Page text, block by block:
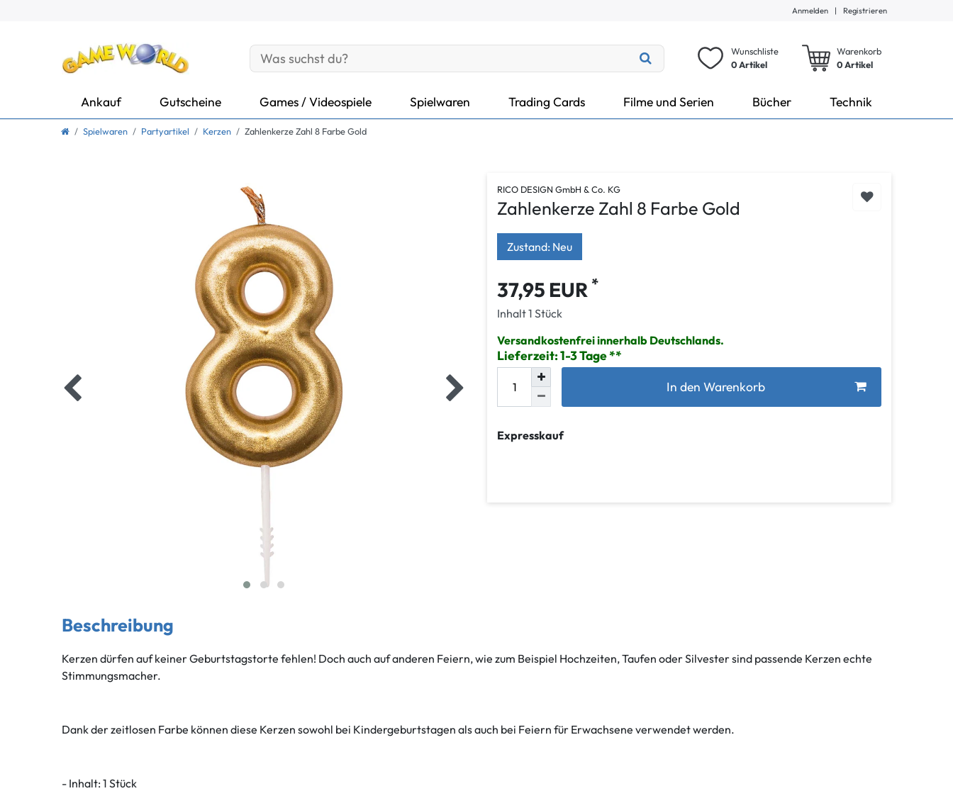
Anmelden | Registrieren
Wunschliste
0 Artikel
Warenkorb
0Artikel
Ankauf Gutscheine Games / Videospiele Spielwaren Trading Cards Filme und Serien Bücher Technik
Spielwaren Partyartikel Kerzen Zahlenkerze Zahl 8 Farbe Gold
RICO DESIGN GmbH & Co. KG
Zahlenkerze Zahl 8 Farbe Gold
Zustand: Neu
37,95 EUR *
Inhalt1 Stück
Versandkostenfrei innerhalb Deutschlands.
Lieferzeit: 1-3 Tage
In den Warenkorb
Expresskauf
Beschreibung
Kerzen dürfen auf keiner Geburtstagstorte fehlen! Doch auch auf anderen Feiern, wie zum Beispiel Hochzeiten, Taufen oder Silvester sind passende Kerzen echte
Stimmungsmacher.
Dank der zeitlosen Farbe können diese Kerzen sowohl bei Kindergeburtstagen als auch bei Feiern für Erwachsene verwendet werden.
- Inhalt: 1 Stück